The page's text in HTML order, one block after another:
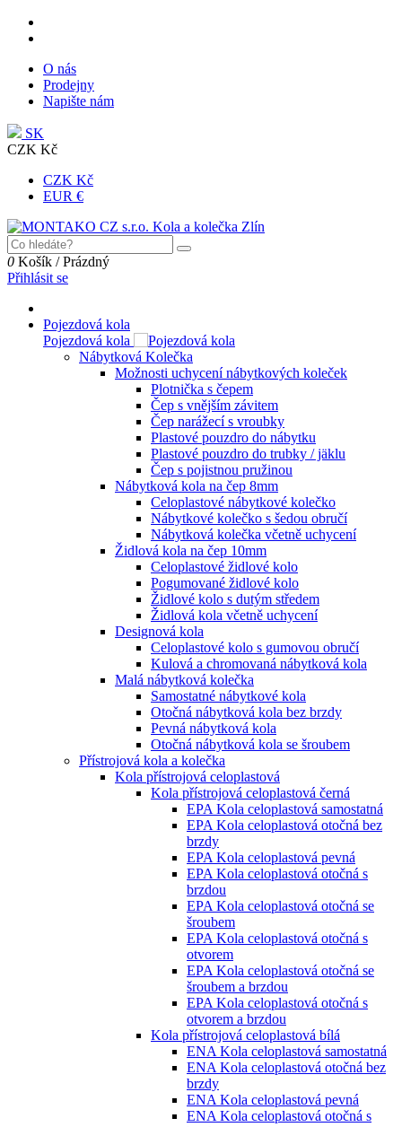
O nás
Prodejny
Napište nám
SK
CZK Kč
CZK Kč
EUR €
0 Košík /Prázdný
Přihlásit se
Pojezdová kola
Pojezdová kola
Nábytková Kolečka
Možnosti uchycení nábytkových koleček
Plotnička s čepem
Čep s vnějším závitem
Čep narážecí s vroubky
Plastové pouzdro do nábytku
Plastové pouzdro do trubky / jäklu
Čep s pojistnou pružinou
Nábytková kola na čep 8mm
Celoplastové nábytkové kolečko
Nábytkové kolečko s šedou obručí
Nábytková kolečka včetně uchycení
Židlová kola na čep 10mm
Celoplastové židlové kolo
Pogumované židlové kolo
Židlové kolo s dutým středem
Židlová kola včetně uchycení
Designová kola
Celoplastové kolo s gumovou obručí
Kulová a chromovaná nábytková kola
Malá nábytková kolečka
Samostatné nábytkové kola
Otočná nábytková kola bez brzdy
Pevná nábytková kola
Otočná nábytková kola se šroubem
Přístrojová kola a kolečka
Kola přístrojová celoplastová
Kola přístrojová celoplastová černá
EPA Kola celoplastová samostatná
EPA Kola celoplastová otočná bez
brzdy
EPA Kola celoplastová pevná
EPA Kola celoplastová otočná s
brzdou
EPA Kola celoplastová otočná se
šroubem
EPA Kola celoplastová otočná s
otvorem
EPA Kola celoplastová otočná se
šroubem a brzdou
EPA Kola celoplastová otočná s
otvorem a brzdou
Kola přístrojová celoplastová bílá
ENA Kola celoplastová samostatná
ENA Kola celoplastová otočná bez
brzdy
ENA Kola celoplastová pevná
ENA Kola celoplastová otočná s